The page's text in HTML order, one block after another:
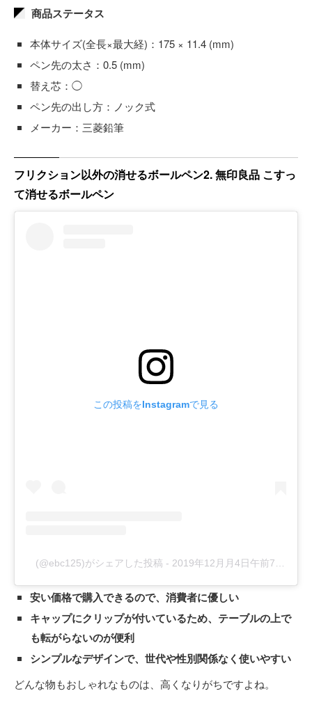
商品ステータス
本体サイズ(全長×最大経)：175 × 11.4 (mm)
ペン先の太さ：0.5 (mm)
替え芯：◯
ペン先の出し方：ノック式
メーカー：三菱鉛筆
フリクション以外の消せるボールペン2. 無印良品 こすっ
て消せるボールペン
この投稿をInstagramで見る
(@ebc125)がシェアした投稿 - 2019年12月月4日午前7時29分PST
安い価格で購入できるので、消費者に優しい
キャップにクリップが付いているため、テーブルの上で
も転がらないのが便利
シンプルなデザインで、世代や性別関係なく使いやすい
どんな物もおしゃれなものは、高くなりがちですよね。